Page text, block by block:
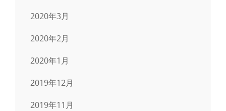
2020年3月
2020年2月
2020年1月
2019年12月
2019年11月